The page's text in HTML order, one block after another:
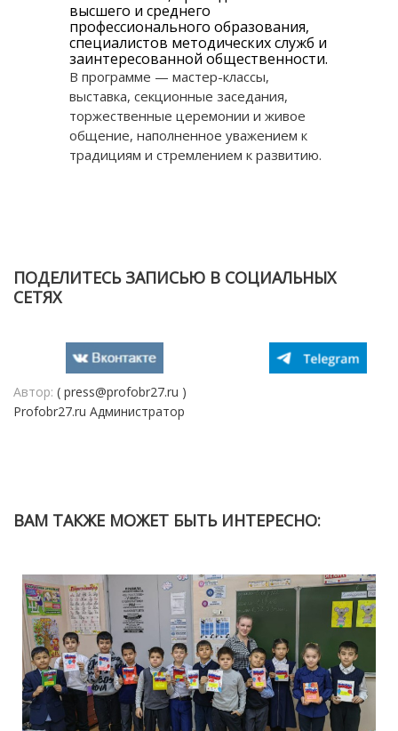
высшего и среднего
профессионального образования,
специалистов методических служб и
заинтересованной общественности.
В программе — мастер-классы,
выставка, секционные заседания,
торжественные церемонии и живое
общение, наполненное уважением к
традициям и стремлением к развитию.
ПОДЕЛИТЕСЬ ЗАПИСЬЮ В СОЦИАЛЬНЫХ
СЕТЯХ
Автор: ( press@profobr27.ru )
Profobr27.ru Администратор
ВАМ ТАКЖЕ МОЖЕТ БЫТЬ ИНТЕРЕСНО: